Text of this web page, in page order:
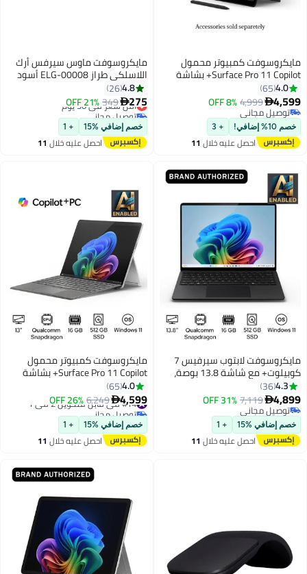
مايكروسوفت كمبيوتر محمول
Surface Pro 11 Copilot+ بشاشة
Snapdragon X Plus وذاكرة وصول
عشوائي 16 جيجابايت ومحرك أقراص
SSD سعة 512 جيجابايت وبطاقة
رسومات Qualcomm Adreno
وWindows 11
4.0
65
4,599
4,999
8% OFF
توصيل مجاني
توصيل مجاني
خصم 10% إضافي! + 3
احصل عليه خلال 11
مايكروسوفت ماوس سيرفس أرك
اللاسلكي طراز ELG-00008 أسود
4.8
26
275
349
21% OFF
أقل سعر في 30 يوم
توصيل مجاني
أقل سعر في 30 يوم
خصم إضافي %15 + 1
احصل عليه خلال 11
مايكروسوفت لابتوب سيرفيس 7
كوبيلوت+ مع شاشة 13.8 بوصة،
رسومات كوالكوم أدرينو، ويندوز 11
4.3
36
4,899
7,119
31% OFF
توصيل مجاني
توصيل مجاني
خصم إضافي %15 + 1
احصل عليه خلال 11
مايكروسوفت كمبيوتر محمول
Surface Pro 11 Copilot+ بشاشة
Snapdragon X Plus وذاكرة وصول
عشوائي 16 جيجابايت ومحرك أقراص
SSD سعة 512 جيجابايت وبطاقة
رسومات Qualcomm Adreno
وWindows 11
4.0
65
4,599
6,249
26% OFF #14 في قابل للتحويل 2 في 1
توصيل مجاني
#14 في قابل للتحويل 2 في 1
خصم إضافي %15 + 1
احصل عليه خلال 11